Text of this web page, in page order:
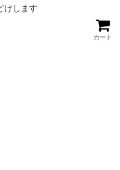
けします
カート